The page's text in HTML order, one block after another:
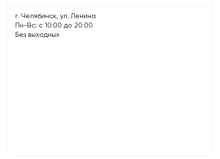
г. Челябинск, ул. Ленина
Пн-Вс: с 10:00 до 20:00
Без выходных